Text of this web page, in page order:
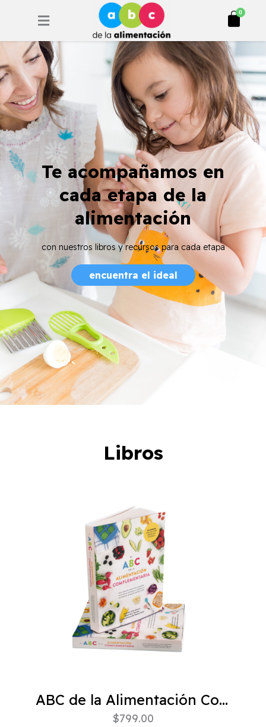
0
Cart
Te acompañamos en
cada etapa de la
alimentación
con nuestros libros y recursos para cada etapa
encuentra el ideal
Libros
ABC de la Alimentación Complementaria 4ta edición
$799.00